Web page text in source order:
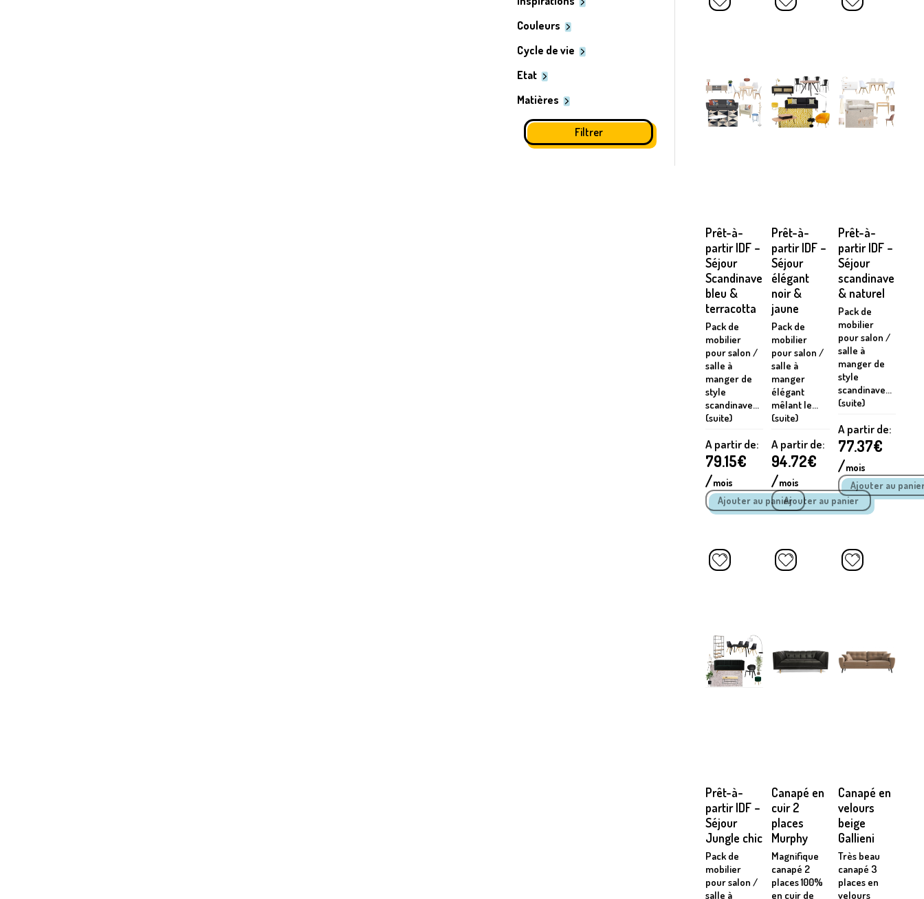
Couleurs
Cycle de vie
Etat
Matières
Prêt-à-
partir IDF –
Séjour
Scandinave
bleu &
terracotta
Pack de
mobilier
pour salon /
salle à
manger de
style
scandinave...
(suite)
A partir de:
79.15€
/mois
Prêt-à-
partir IDF –
Séjour
élégant
noir &
jaune
Pack de
mobilier
pour salon /
salle à
manger
élégant
mêlant le...
(suite)
A partir de:
94.72€
/mois
Prêt-à-
partir IDF –
Séjour
scandinave
& naturel
Pack de
mobilier
pour salon /
salle à
manger de
style
scandinave...
(suite)
A partir de:
77.37€
/mois
Prêt-à-
partir IDF –
Séjour
Jungle chic
Pack de
mobilier
pour salon /
salle à
Canapé en
cuir 2
places
Murphy
Magnifique
canapé 2
places 100%
en cuir de
Canapé en
velours
beige
Gallieni
Très beau
canapé 3
places en
velours